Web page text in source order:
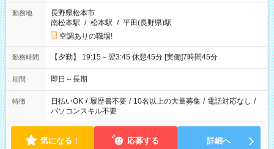
勤務地
長野県松本市
南松本駅 / 松本駅 / 平田(長野県)駅
空調ありの職場!
勤務時間 【夕勤】 19:15～翌3:45 休憩45分 [実働]7時間45分
期間 即日～長期
特徴 日払いOK / 履歴書不要 / 10名以上の大量募集 / 電話対応なし /
パソコンスキル不要
気になる！ 応募する 詳細へ